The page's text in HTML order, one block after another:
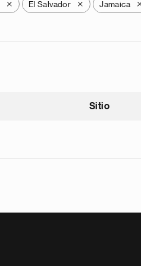
X El Salvador X Jamaica
Sitio